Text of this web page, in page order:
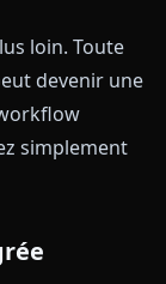
loin. Toute
devenir une
simplement